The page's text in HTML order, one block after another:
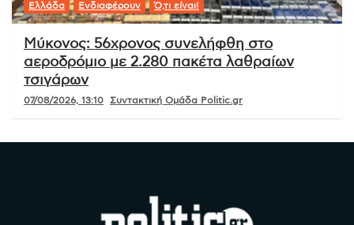
Ελλάδα Ενδιαφέρουν Ό,τι είναι!
Μύκονος: 56χρονος συνελήφθη στο
αεροδρόμιο με 2.280 πακέτα λαθραίων
τσιγάρων
07/08/2026, 13:10 Συντακτική Ομάδα Politic.gr